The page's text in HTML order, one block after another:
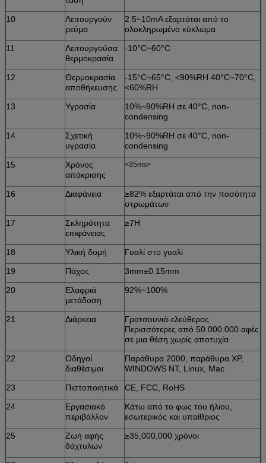
10
Λειτουργούν
ρεύμα
2.5~10mA εξαρτάται από το
ολοκληρωμένο κύκλωμα
11
Λειτουργούσα
θερμοκρασία
-10°C~60°C
12
Θερμοκρασία
αποθήκευσης
-15°C~65°C, <90%RH 40°C~70°C,
<60%RH
13
Υγρασία
10%~90%RH σε 40°C, non-
condensing
14
Σχετική
υγρασία
10%~90%RH σε 40°C, non-
condensing
15
Χρόνος
απόκρισης
<35ms>
16 Διαφάνεια
≥82% εξαρτάται από την ποσότητα
στρωμάτων
17
Σκληρότητα
επιφάνειας
≥7H
18 Υλική δομή
Γυαλί στο γυαλί
19
Πάχος
3mm±0.15mm
20
Ελαφριά
μετάδοση
92%~100%
21 Διάρκεια
Γρατσουνιά-ελεύθερος
Περισσότερες από 50.000.000 αφές
σε μια θέση χωρίς αποτυχία
22
Οδηγοί
διαθέσιμοι
Παράθυρα 2000, παράθυρα XP,
WINDOWS NT, Linux, Mac
23
Πιστοποιητικά
CE, FCC, RoHS
24
Εργασιακό
περιβάλλον
Κάτω από το φως του ήλιου,
εσωτερικός και υπαίθριος
25
Ζωή αφής
δάχτυλων
≥35,000,000 χρόνοι